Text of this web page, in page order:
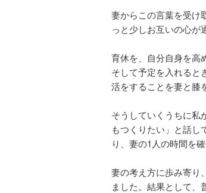
妻からこの言葉を受け
っと少しお互いの心が
育休を、自分自身を高
そして予定を入れると
活をすることを妻と膝
そうしていくうちに私
もつくりたい」と話し
り、妻の1人の時間を
妻の考え方に歩み寄り
ました。結果として、